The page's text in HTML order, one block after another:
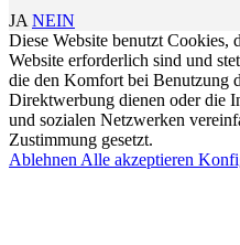
JA NEIN
Diese Website benutzt Cookies,
Website erforderlich sind und
die den Komfort bei Benutzung
Direktwerbung dienen oder die
und sozialen Netzwerken
Zustimmung gesetzt.
Ablehnen Alle akzeptieren